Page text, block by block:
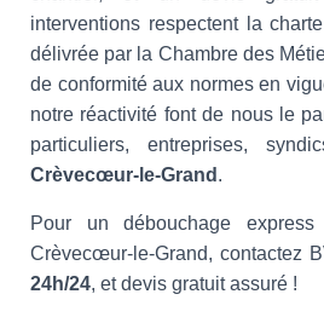
interventions respectent la
délivrée par la Chambre des
de conformité aux normes en
notre réactivité font de nous le
particuliers, entreprises,
Crèvecœur-le-Grand .
Pour un débouchage
Crèvecœur-le-Grand, contactez
24h/24, et devis gratuit assuré !